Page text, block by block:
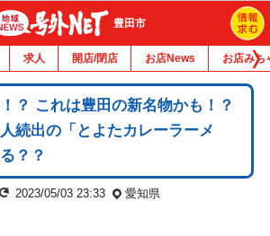
豊田市
求人 開店/閉店 お店News お店みち
？ これは豊田の新名物かも！？
続出の「とよたカレーラーメ
？？
2023/05/03 23:33 愛知県